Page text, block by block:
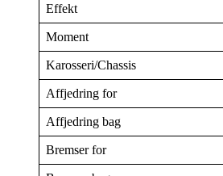
Effekt
Moment
Karosseri/Chassis
Affjedring for
Affjedring bag
Bremser for